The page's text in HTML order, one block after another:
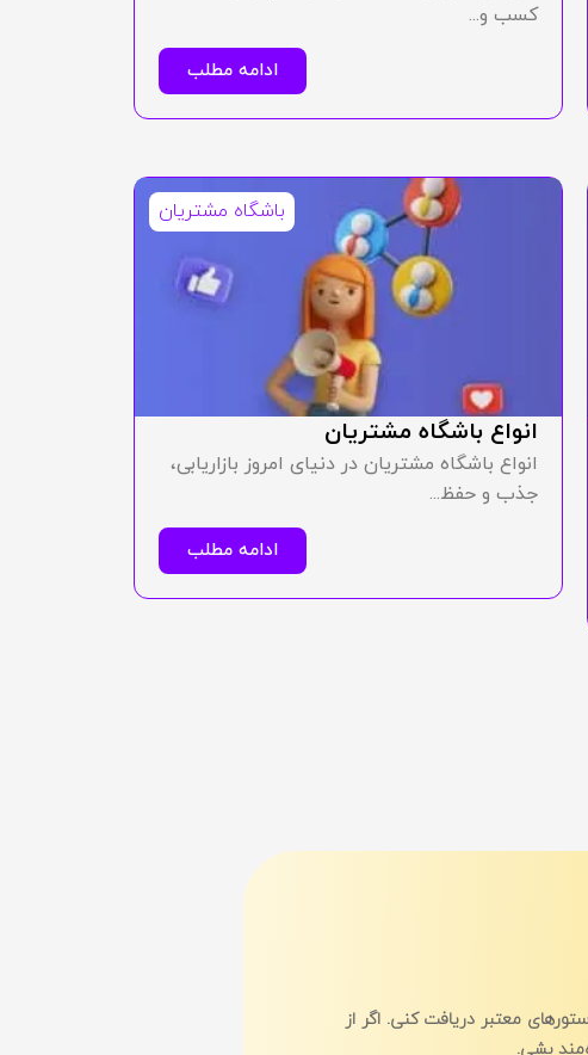
کسب و...
ادامه مطلب
باشگاه مشتریان
انواع باشگاه مشتریان
انواع باشگاه مشتریان در دنیای امروز بازاریابی،
جذب و حفظ...
ادامه مطلب
معتبر دریافت کنی. اگر از